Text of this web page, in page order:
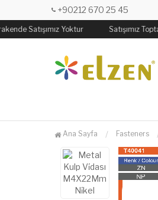
+90212 670 25 45
Satışımız Yoktur Satışımız
Ana Sayfa Fasteners